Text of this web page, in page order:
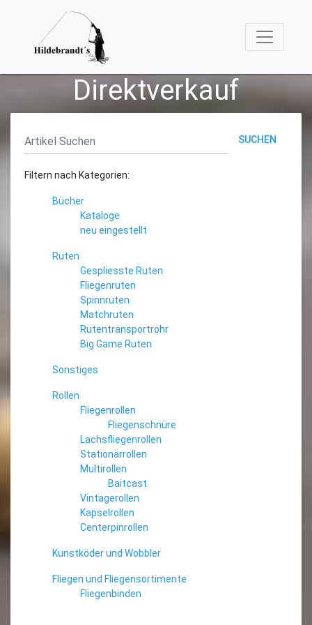
Direktverkauf
SUCHEN
Filtern nach Kategorien:
Bücher
Kataloge
neu eingestellt
Ruten
Gespliesste Ruten
Fliegenruten
Spinnruten
Matchruten
Rutentransportrohr
Big Game Ruten
Sonstiges
Rollen
Fliegenrollen
Fliegenschnüre
Lachsfliegenrollen
Stationärrollen
Multirollen
Baitcast
Vintagerollen
Kapselrollen
Centerpinrollen
Kunstköder und Wobbler
Fliegen und Fliegensortimente
Fliegenbinden